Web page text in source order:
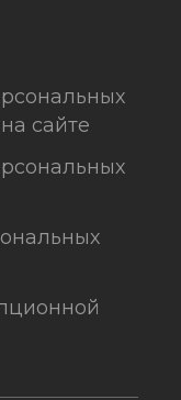
сайте